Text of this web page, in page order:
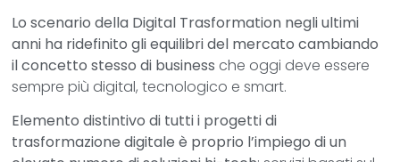
Lo scenario della Digital Trasformation negli ultimi
anni ha ridefinito gli equilibri del mercato cambiando
il concetto stesso di business che oggi deve essere
sempre più digital, tecnologico e smart.
Elemento distintivo di tutti i progetti di
trasformazione digitale è proprio l’impiego di un